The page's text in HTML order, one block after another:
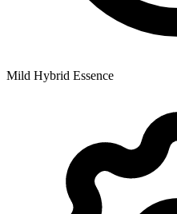
Mild Hybrid Essence